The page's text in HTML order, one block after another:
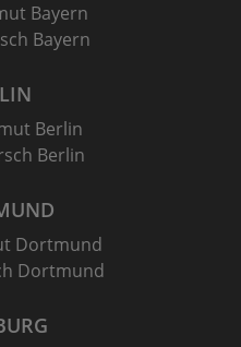
Bayern
Bayern
Berlin
Berlin
Dortmund
Dortmund